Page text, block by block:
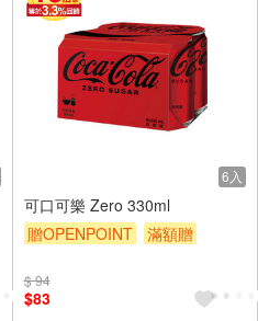
6入
可口可樂 Zero 330ml
贈OPENPOINT
滿額贈
$ 94
$83